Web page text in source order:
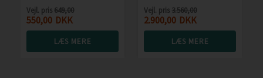
Vejl. pris 649,00
550,00 DKK
LÆS MERE
Vejl. pris 3.560,00
2.900,00 DKK
LÆS MERE